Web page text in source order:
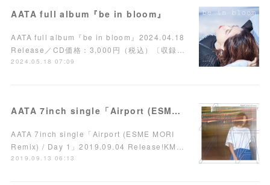
AATA full album『be in bloom』
AATA full album『be in bloom』2024.04.18
Release／CD価格：3,000円（税込）〔収録…
2024.05.18 07:09
AATA 7inch single「Airport (ESME MORI Remix) / Day 1」
AATA 7inch single「Airport (ESME MORI
Remix) / Day 1」2019.09.04 Release!KM…
2019.09.13 06:13